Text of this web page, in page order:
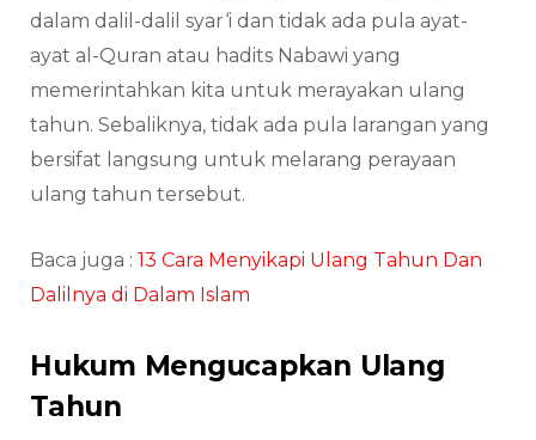
dalam dalil-dalil syar‘i dan tidak ada pula ayat-
ayat al-Quran atau hadits Nabawi yang
memerintahkan kita untuk merayakan ulang
tahun. Sebaliknya, tidak ada pula larangan yang
bersifat langsung untuk melarang perayaan
ulang tahun tersebut.
Baca juga : 13 Cara Menyikapi Ulang Tahun Dan
Dalilnya di Dalam Islam
Hukum Mengucapkan Ulang
Tahun